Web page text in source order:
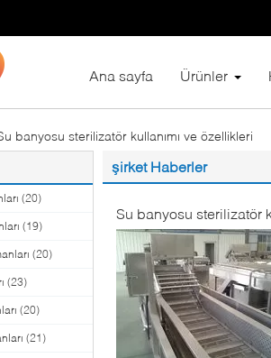
Ana sayfa Ürünler
banyosu sterilizatör kullanımı ve özellikleri
(20)
(19)
(20)
(23)
(20)
(21)
şirket Haberler
Su banyosu sterilizatör